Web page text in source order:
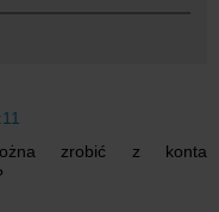
zrobić z konta